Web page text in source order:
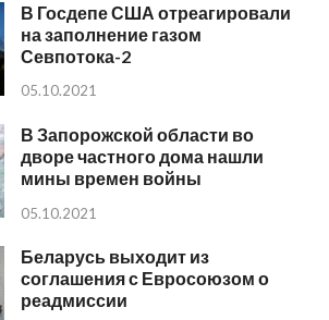
В Госдепе США отреагировали
на заполнение газом
Севпотока-2
05.10.2021
В Запорожской области во
дворе частного дома нашли
мины времен войны
05.10.2021
Беларусь выходит из
соглашения с Евросоюзом о
реадмиссии